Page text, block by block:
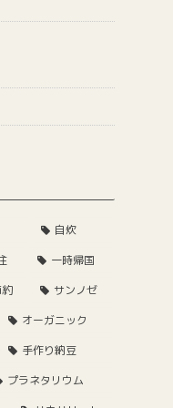
自炊
一時帰国
サンノゼ
オーガニック
手作り納豆
プラネタリウム